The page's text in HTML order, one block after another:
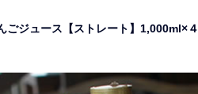
ジュース【ストレート】1,000ml×